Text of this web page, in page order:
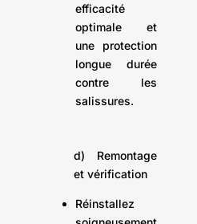
efficacité
optimale et
une protection
longue durée
contre les
salissures.
d) Remontage
et vérification
Réinstallez